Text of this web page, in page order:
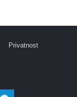
Privatnost